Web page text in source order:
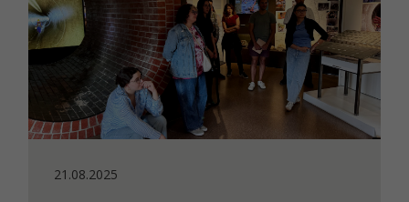
21.08.2025